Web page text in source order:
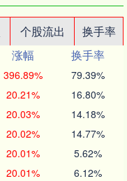
个股流出
换手率
涨幅
换手率
396.89% 79.39%
20.21% 16.80%
20.03% 14.18%
20.02% 14.77%
20.01% 5.62%
20.01% 6.12%